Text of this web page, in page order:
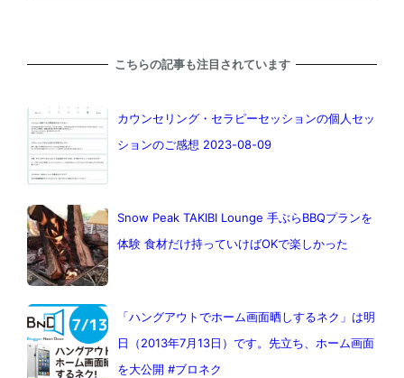
こちらの記事も注目されています
カウンセリング・セラピーセッションの個人セッ
ションのご感想 2023-08-09
Snow Peak TAKIBI Lounge 手ぶらBBQプランを
体験 食材だけ持っていけばOKで楽しかった
「ハングアウトでホーム画面晒しするネク」は明
日（2013年7月13日）です。先立ち、ホーム画面
を大公開 #ブロネク